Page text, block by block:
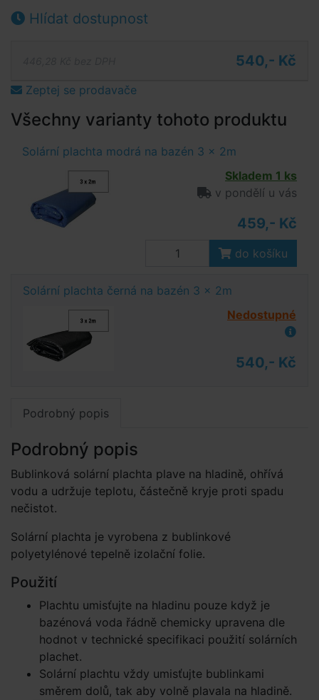
Hlídat dostupnost
540,- Kč
Zeptej se prodavače
Všechny varianty tohoto produktu
Solární plachta modrá na bazén 3 x 2m
Skladem 1 ks
v pondělí u vás
459,- Kč
do košíku
Solární plachta černá na bazén 3 x 2m
Nedostupné
540,- Kč
Podrobný popis
Podrobný popis
Bublinková solární plachta plave na hladině, ohřívá
vodu a udržuje teplotu, částečně kryje proti spadu
nečistot.
Solární plachta je vyrobena z bublinkové
polyetylénové tepelně izolační folie.
Použití
Plachtu umisťujte na hladinu pouze když je
bazénová voda řádně chemicky upravena dle
hodnot v technické specifikaci použití solárních
plachet.
Solární plachtu vždy umisťujte bublinkami
směrem dolů, tak aby volně plavala na hladině.